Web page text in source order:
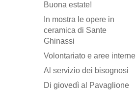
Buona estate!
In mostra le opere in
ceramica di Sante
Ghinassi
Volontariato e aree interne
Al servizio dei bisognosi
Di giovedì al Pavaglione